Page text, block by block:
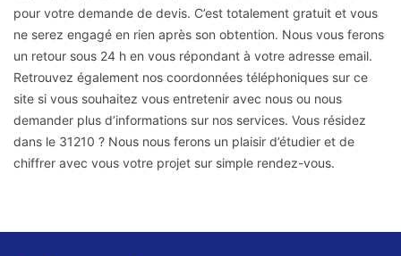
pour votre demande de devis. C’est totalement gratuit et vous
ne serez engagé en rien après son obtention. Nous vous ferons
un retour sous 24 h en vous répondant à votre adresse email.
Retrouvez également nos coordonnées téléphoniques sur ce
site si vous souhaitez vous entretenir avec nous ou nous
demander plus d’informations sur nos services. Vous résidez
dans le 31210 ? Nous nous ferons un plaisir d’étudier et de
chiffrer avec vous votre projet sur simple rendez-vous.